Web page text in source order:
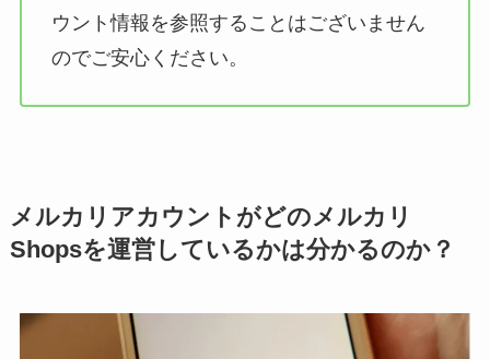
ウント情報を参照することはございません
のでご安心ください。
メルカリアカウントがどのメルカリ
Shopsを運営しているかは分かるのか？